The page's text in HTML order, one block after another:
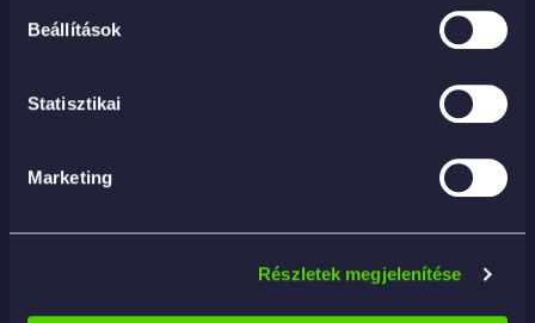
Beállítások
Statisztikai
Marketing
Részletek megjelenítése